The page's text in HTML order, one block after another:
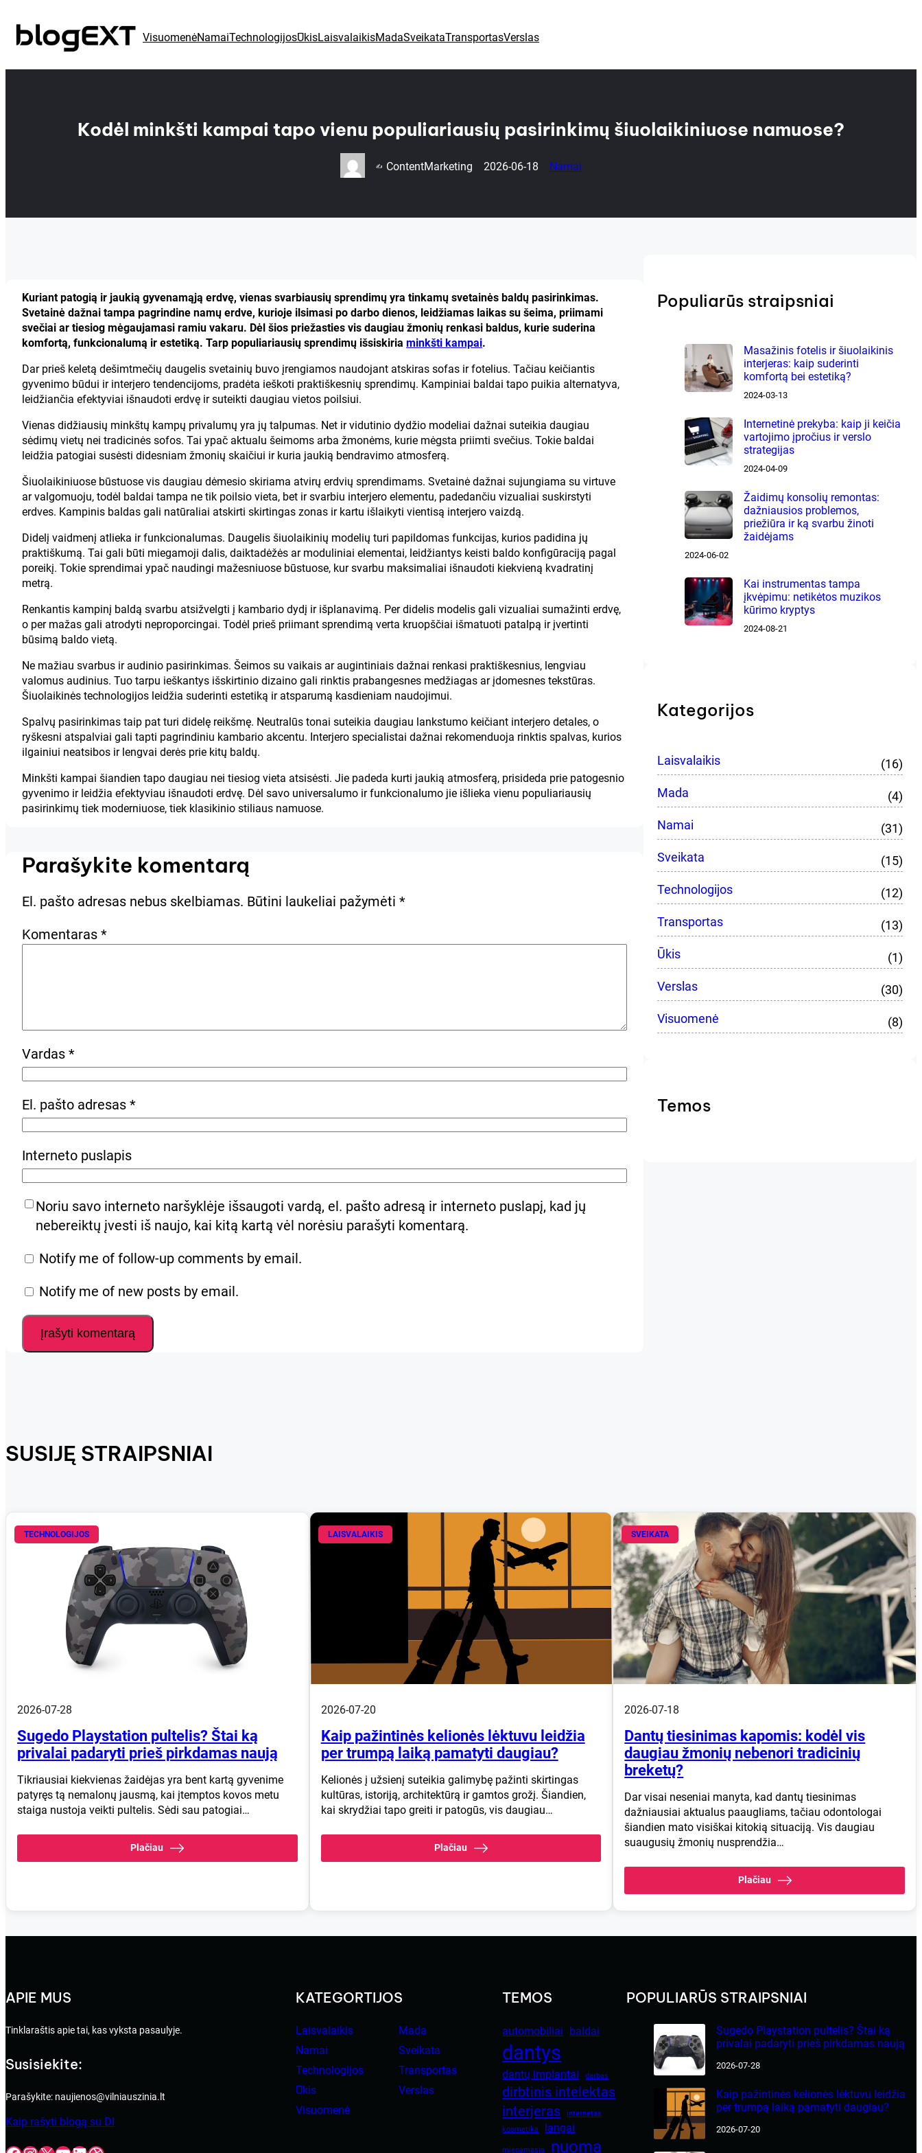
prie
turinio
VisuomenėNamaiTechnologijosŪkisLaisvalaikisMadaSveikataTransportasVerslas
Kodėl minkšti kampai tapo vienu populiariausių pasirinkimų šiuolaikiniuose namuose?
✍️ ContentMarketing 2026-06-18 Namai
Kuriant patogią ir jaukią gyvenamąją erdvę, vienas svarbiausių sprendimų yra tinkamų svetainės baldų pasirinkimas.
Svetainė dažnai tampa pagrindine namų erdve, kurioje ilsimasi po darbo dienos, leidžiamas laikas su šeima, priimami
svečiai ar tiesiog mėgaujamasi ramiu vakaru. Dėl šios priežasties vis daugiau žmonių renkasi baldus, kurie suderina
komfortą, funkcionalumą ir estetiką. Tarp populiariausių sprendimų išsiskiria minkšti kampai.
Dar prieš keletą dešimtmečių daugelis svetainių buvo įrengiamos naudojant atskiras sofas ir fotelius. Tačiau keičiantis
gyvenimo būdui ir interjero tendencijoms, pradėta ieškoti praktiškesnių sprendimų. Kampiniai baldai tapo puikia alternatyva,
leidžiančia efektyviai išnaudoti erdvę ir suteikti daugiau vietos poilsiui.
Vienas didžiausių minkštų kampų privalumų yra jų talpumas. Net ir vidutinio dydžio modeliai dažnai suteikia daugiau
sėdimų vietų nei tradicinės sofos. Tai ypač aktualu šeimoms arba žmonėms, kurie mėgsta priimti svečius. Tokie baldai
leidžia patogiai susėsti didesniam žmonių skaičiui ir kuria jaukią bendravimo atmosferą.
Šiuolaikiniuose būstuose vis daugiau dėmesio skiriama atvirų erdvių sprendimams. Svetainė dažnai sujungiama su virtuve
ar valgomuoju, todėl baldai tampa ne tik poilsio vieta, bet ir svarbiu interjero elementu, padedančiu vizualiai suskirstyti
erdves. Kampinis baldas gali natūraliai atskirti skirtingas zonas ir kartu išlaikyti vientisą interjero vaizdą.
Didelį vaidmenį atlieka ir funkcionalumas. Daugelis šiuolaikinių modelių turi papildomas funkcijas, kurios padidina jų
praktiškumą. Tai gali būti miegamoji dalis, daiktadėžės ar moduliniai elementai, leidžiantys keisti baldo konfigūraciją pagal
poreikį. Tokie sprendimai ypač naudingi mažesniuose būstuose, kur svarbu maksimaliai išnaudoti kiekvieną kvadratinį
metrą.
Renkantis kampinį baldą svarbu atsižvelgti į kambario dydį ir išplanavimą. Per didelis modelis gali vizualiai sumažinti erdvę,
o per mažas gali atrodyti neproporcingai. Todėl prieš priimant sprendimą verta kruopščiai išmatuoti patalpą ir įvertinti
būsimą baldo vietą.
Ne mažiau svarbus ir audinio pasirinkimas. Šeimos su vaikais ar augintiniais dažnai renkasi praktiškesnius, lengviau
valomus audinius. Tuo tarpu ieškantys išskirtinio dizaino gali rinktis prabangesnes medžiagas ar įdomesnes tekstūras.
Šiuolaikinės technologijos leidžia suderinti estetiką ir atsparumą kasdieniam naudojimui.
Spalvų pasirinkimas taip pat turi didelę reikšmę. Neutralūs tonai suteikia daugiau lankstumo keičiant interjero detales, o
ryškesni atspalviai gali tapti pagrindiniu kambario akcentu. Interjero specialistai dažnai rekomenduoja rinktis spalvas, kurios
ilgainiui neatsibos ir lengvai derės prie kitų baldų.
Minkšti kampai šiandien tapo daugiau nei tiesiog vieta atsisėsti. Jie padeda kurti jaukią atmosferą, prisideda prie patogesnio
gyvenimo ir leidžia efektyviau išnaudoti erdvę. Dėl savo universalumo ir funkcionalumo jie išlieka vienu populiariausių
pasirinkimų tiek moderniuose, tiek klasikinio stiliaus namuose.
Parašykite komentarą
El. pašto adresas nebus skelbiamas. Būtini laukeliai pažymėti *
Komentaras *
Vardas *
El. pašto adresas *
Interneto puslapis
Noriu savo interneto naršyklėje išsaugoti vardą, el. pašto adresą ir interneto puslapį, kad jų
nebereiktų įvesti iš naujo, kai kitą kartą vėl norėsiu parašyti komentarą.
Notify me of follow-up comments by email.
Notify me of new posts by email.
Populiarūs straipsniai
Masažinis fotelis ir šiuolaikinis
interjeras: kaip suderinti
komfortą bei estetiką?
2024-03-13
Internetinė prekyba: kaip ji keičia
vartojimo įpročius ir verslo
strategijas
2024-04-09
Žaidimų konsolių remontas:
dažniausios problemos,
priežiūra ir ką svarbu žinoti
žaidėjams
2024-06-02
Kai instrumentas tampa
įkvėpimu: netikėtos muzikos
kūrimo kryptys
2024-08-21
Kategorijos
Laisvalaikis
(16)
Mada
(4)
Namai
(31)
Sveikata
(15)
Technologijos
(12)
Transportas
(13)
Ūkis
(1)
Verslas
(30)
Visuomenė
(8)
Temos
SUSIJĘ STRAIPSNIAI
TECHNOLOGIJOS
2026-07-28
Sugedo Playstation pultelis? Štai ką
privalai padaryti prieš pirkdamas naują
Tikriausiai kiekvienas žaidėjas yra bent kartą gyvenime
patyręs tą nemalonų jausmą, kai įtemptos kovos metu
staiga nustoja veikti pultelis. Sėdi sau patogiai…
Plačiau
LAISVALAIKIS
2026-07-20
Kaip pažintinės kelionės lėktuvu leidžia
per trumpą laiką pamatyti daugiau?
Kelionės į užsienį suteikia galimybę pažinti skirtingas
kultūras, istoriją, architektūrą ir gamtos grožį. Šiandien,
kai skrydžiai tapo greiti ir patogūs, vis daugiau…
Plačiau
SVEIKATA
2026-07-18
Dantų tiesinimas kapomis: kodėl vis
daugiau žmonių nebenori tradicinių
breketų?
Dar visai neseniai manyta, kad dantų tiesinimas
dažniausiai aktualus paaugliams, tačiau odontologai
šiandien mato visiškai kitokią situaciją. Vis daugiau
suaugusių žmonių nusprendžia…
Plačiau
APIE MUS
Tinklaraštis apie tai, kas vyksta pasaulyje.
Susisiekite:
Parašykite: naujienos@vilniauszinia.lt
Kaip rašyti blogą su DI
KATEGORTIJOS
Laisvalaikis
Mada
Namai
Sveikata
Technologijos
Transportas
Ūkis
Verslas
Visuomenė
TEMOS
automobiliai baldai
dantys
dantų implantai darbas
dirbtinis intelektas
interjeras
internetas
kosmetika
langai
miegamasis nuoma
POPULIARŪS STRAIPSNIAI
Sugedo Playstation pultelis? Štai ką
privalai padaryti prieš pirkdamas naują
2026-07-28
Kaip pažintinės kelionės lėktuvu leidžia
per trumpą laiką pamatyti daugiau?
2026-07-20